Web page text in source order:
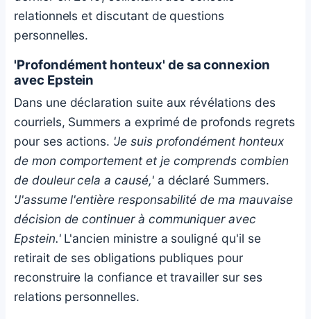
relationnels et discutant de questions
personnelles.
'Profondément honteux' de sa connexion
avec Epstein
Dans une déclaration suite aux révélations des
courriels, Summers a exprimé de profonds regrets
pour ses actions. 'Je suis profondément honteux
de mon comportement et je comprends combien
de douleur cela a causé,'a déclaré Summers.
'J'assume l'entière responsabilité de ma mauvaise
décision de continuer à communiquer avec
Epstein.'L'ancien ministre a souligné qu'il se
retirait de ses obligations publiques pour
reconstruire la confiance et travailler sur ses
relations personnelles.